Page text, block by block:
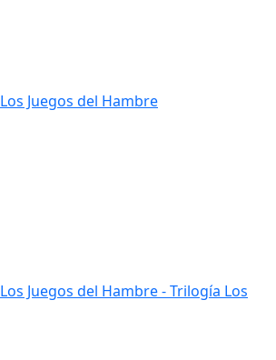
Los Juegos del Hambre
Los Juegos del Hambre - Trilogía Los